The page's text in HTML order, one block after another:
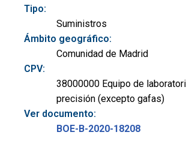
Tipo:
Suministros
Ámbito geográfico:
Comunidad de Madrid
CPV:
38000000 Equipo de
precisión (excepto gafas)
Ver documento:
BOE-B-2020-18208